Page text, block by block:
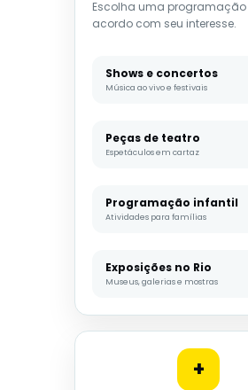
Escolha uma programação
acordo com seu interesse.
Shows e concertos
Música ao vivo e festivais
Peças de teatro
Espetáculos em cartaz
Programação infantil
Atividades para famílias
Exposições no Rio
Museus, galerias e mostras
+